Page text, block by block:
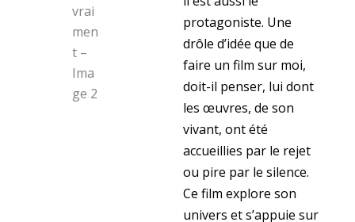
protagoniste. Une
drôle d’idée que de
faire un film sur moi,
doit-il penser, lui dont
les œuvres, de son
vivant, ont été
accueillies par le rejet
ou pire par le silence.
Ce film explore son
univers et s’appuie sur